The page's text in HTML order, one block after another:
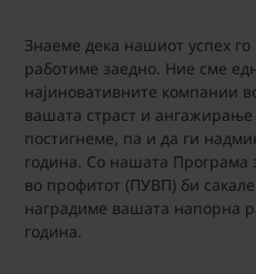
Знаеме дека нашиот успех го
работиме заедно. Ние сме
најиновативните компании
вашата страст и
постигнеме, па и да ги
година. Со нашата Програма
во профитот (ПУВП) би
наградиме вашата напорна
година.